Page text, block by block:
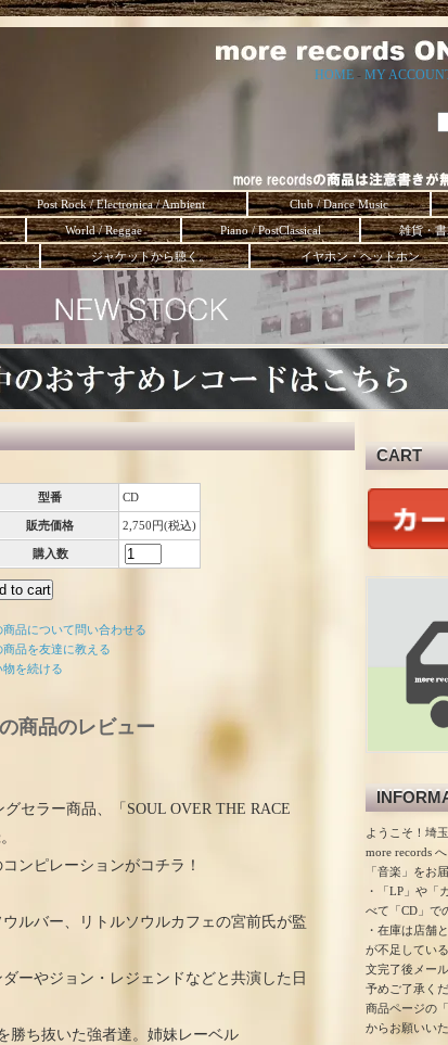
HOME - MY
Post Rock / Electronica / Ambient Club / Dance Music
World / Reggae Piano / PostClassical
雑貨・
ジャケットから聴く。 イヤホン・ヘッドホン
型番 CD
販売価格 2,750円(税込)
購入数
商品について問い合わせる
商品を友達に教える
物を続ける
商品のレビュー
セラー商品、「SOUL OVER THE RACE
ンピレーションがコチラ！
ルバー、リトルソウルカフェの宮前氏が監
ーやジョン・レジェンドなどと共演した日
勝ち抜いた強者達。姉妹レーベル
CART
ようこそ！埼
more records
「音楽」をお
・「LP」や「
べて「CD」で
・在庫は店舗
が不足してい
文完了後メー
予めご了承く
商品ページの
からお願いいた